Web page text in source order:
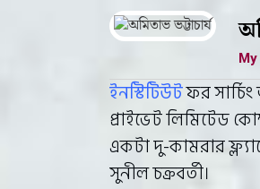
ইনস্টিটিউটফর
প্রাইভেট লিমিটেড
একটা দু-কামরার
সুনীল চক্রবর্তী।